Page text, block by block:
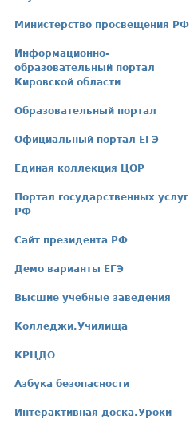
Министерство просвещения РФ
Информационно-
образовательный портал
Кировской области
Образовательный портал
Официальный портал ЕГЭ
Единая коллекция ЦОР
Портал государственных услуг
РФ
Сайт президента РФ
Демо варианты ЕГЭ
Высшие учебные заведения
Колледжи.Училища
КРЦДО
Азбука безопасности
Интерактивная доска.Уроки